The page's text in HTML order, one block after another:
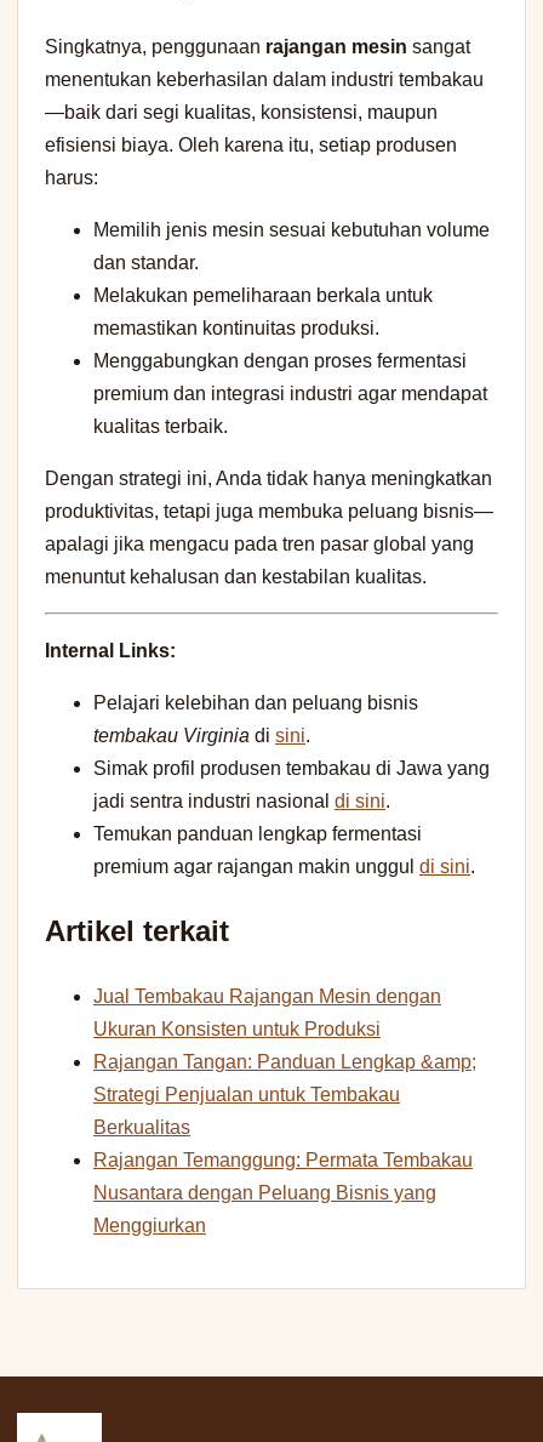
Singkatnya, penggunaan rajangan mesin sangat
menentukan keberhasilan dalam industri tembakau
—baik dari segi kualitas, konsistensi, maupun
efisiensi biaya. Oleh karena itu, setiap produsen
harus:
Memilih jenis mesin sesuai kebutuhan volume
dan standar.
Melakukan pemeliharaan berkala untuk
memastikan kontinuitas produksi.
Menggabungkan dengan proses fermentasi
premium dan integrasi industri agar mendapat
kualitas terbaik.
Dengan strategi ini, Anda tidak hanya meningkatkan
produktivitas, tetapi juga membuka peluang bisnis—
apalagi jika mengacu pada tren pasar global yang
menuntut kehalusan dan kestabilan kualitas.
Internal Links:
Pelajari kelebihan dan peluang bisnis
tembakau Virginia di sini.
Simak profil produsen tembakau di Jawa yang
jadi sentra industri nasional di sini.
Temukan panduan lengkap fermentasi
premium agar rajangan makin unggul di sini.
Artikel terkait
Jual Tembakau Rajangan Mesin dengan
Ukuran Konsisten untuk Produksi
Rajangan Tangan: Panduan Lengkap &amp;
Strategi Penjualan untuk Tembakau
Berkualitas
Rajangan Temanggung: Permata Tembakau
Nusantara dengan Peluang Bisnis yang
Menggiurkan